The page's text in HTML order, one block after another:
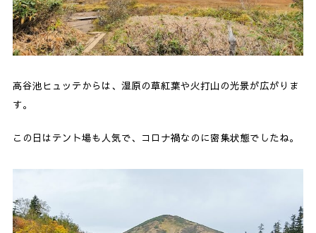
高谷池ヒュッテからは、湿原の草紅葉や火打山の光景が広がりま
す。
この日はテント場も人気で、コロナ禍なのに密集状態でしたね。